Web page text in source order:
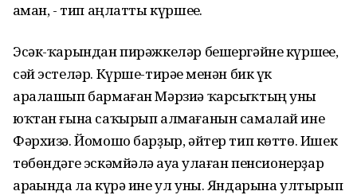
һаман, - тип аңлатты күршеһе.
Эсәк-ҡарындан пирәжкеләр бешергәйне күршеһе,
сәй эстеләр. Күрше-тирәһе менән бик үк
аралашып бармаған Мәрзиә ҡарсыҡтың уны
юҡтан ғына саҡырып алмағанын самалай ине
Фәрхизә. Йомошо барҙыр, әйтер тип көттө. Ишек
төбөндәге эскәмйәлә һауа һулаған пенсионерҙар
араһында ла күрә ине ул уны. Яндарына ултырып